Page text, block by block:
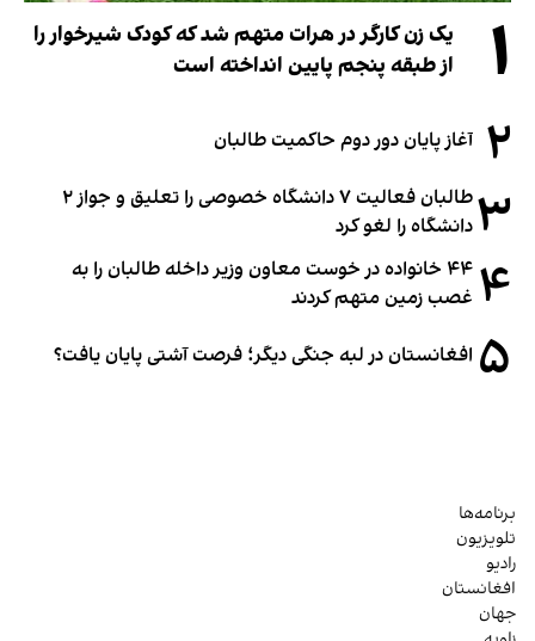
۱
یک زن کارگر در هرات متهم شد که کودک شیرخوار را
از طبقه پنجم پایین انداخته است
۲ آغاز پایان دور دوم حاکمیت طالبان
۳
طالبان فعالیت ۷ دانشگاه خصوصی را تعلیق و جواز ۲
دانشگاه را لغو کرد
۴
۴۴ خانواده در خوست معاون وزیر داخله طالبان را به
غصب زمین متهم کردند
۵ افغانستان در لبه جنگی دیگر؛ فرصت آشتی پایان یافت؟
برنامه‌ها
تلویزیون
رادیو
افغانستان
جهان